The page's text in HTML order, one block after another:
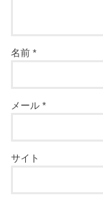
名前*
メール*
サイト